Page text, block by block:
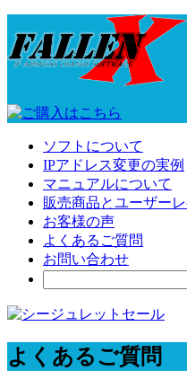
ソフトについて
IPアドレス変更の実例
マニュアルについて
販売商品とユーザー
お客様の声
よくあるご質問
お問い合わせ
よくあるご質問